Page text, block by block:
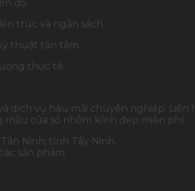
độ.
trúc và ngân sách.
thuật tận tâm.
thực tế.
dịch vụ hậu mãi chuyên nghiệp. Liên
cửa sổ nhôm kính đẹp miễn phí.
Ninh, tỉnh Tây Ninh.
sản phẩm.